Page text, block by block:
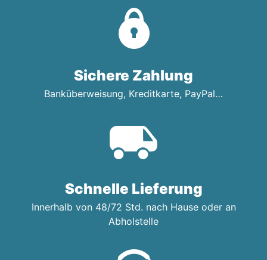
Sichere Zahlung
Banküberweisung, Kreditkarte, PayPal…
Schnelle Lieferung
Innerhalb von 48/72 Std. nach Hause oder an
Abholstelle